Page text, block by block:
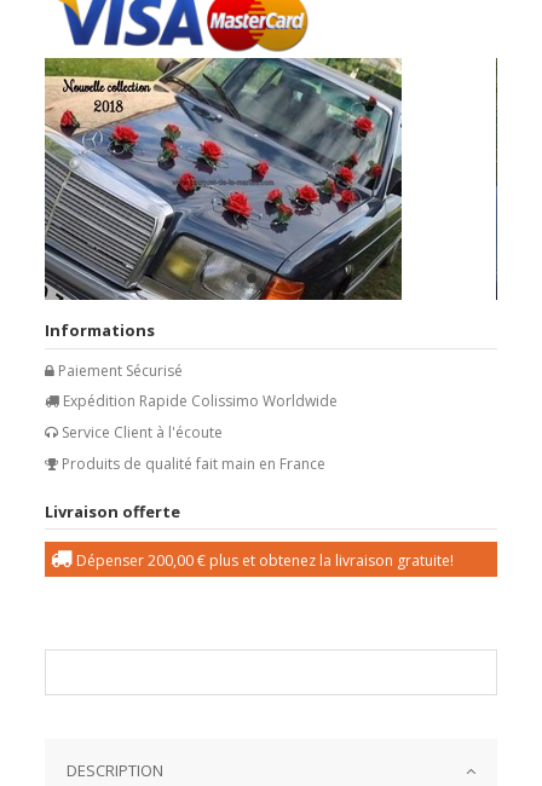
Informations
Paiement Sécurisé
Expédition Rapide Colissimo Worldwide
Service Client à l'écoute
Produits de qualité fait main en France
Livraison offerte
Dépenser200,00 € plus et obtenez la livraison gratuite!
DESCRIPTION